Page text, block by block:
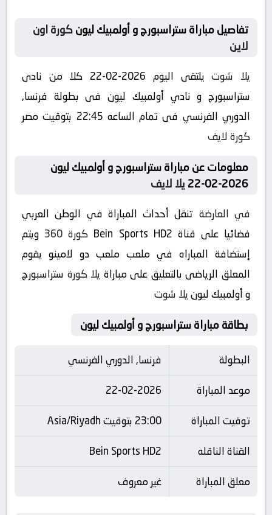
تفاصيل مباراة ستراسبورج و أولمبيك ليونكورة اون
لاين
يلا شوت
يلتقى اليوم 2026-02-22 كلا من نادى
ستراسبورج و نادي أولمبيك ليون فى بطولة فرنسا,
الدوري الفرنسي فى تمام الساعه 22:45 بتوقيت مصر
كورة لايف
معلومات عن مباراة ستراسبورج و أولمبيك ليون
2026-02-22
يلا لايف
في العارضة تنقل أحداث المباراة في الوطن العربي
فضائيا على قناة Bein Sports HD2
كورة 360
ويتم
إستضافة المباراه في ملعب ملعب دو لامينو يقوم
المعلق الرياضى بالتعليق على مباراة يلا كورة ستراسبورج
و أولمبيك ليونيلا شوت
بطاقة مباراة ستراسبورج و أولمبيك ليون
البطولة
فرنسا, الدوري الفرنسي
موعد المباراة
22-02-2026
توقيت المباراة
23:00 بتوقيت Asia/Riyadh
القناة الناقله
Bein Sports HD2
معلق المباراة
غير معروف